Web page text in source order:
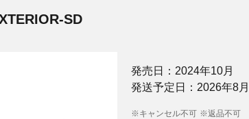
SD
発売日：2024年10月
発送予定日：2026年8
※キャンセル不可 ※返品不可